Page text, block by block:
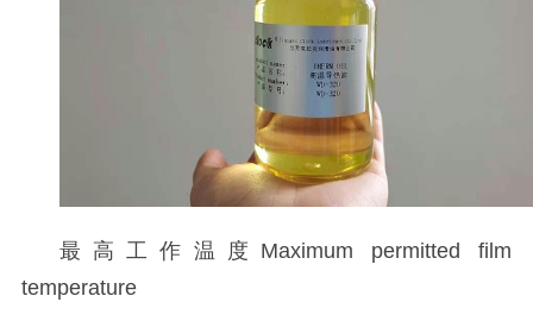
最高工作温度 Maximum permitted film
temperature